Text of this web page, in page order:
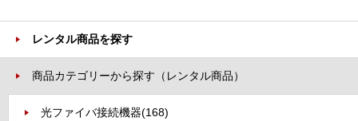
レンタル商品を探す
商品カテゴリーから探す（レンタル商品）
光ファイバ接続機器(168)